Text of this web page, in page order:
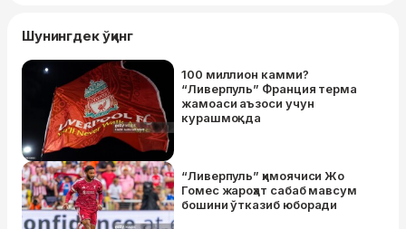
Шунингдек ўқинг
100 миллион камми?
“Ливерпуль” Франция терма
жамоаси аъзоси учун
курашмоқда
“Ливерпуль” ҳимоячиси Жо
Гомес жароҳат сабаб мавсум
бошини ўтказиб юборади